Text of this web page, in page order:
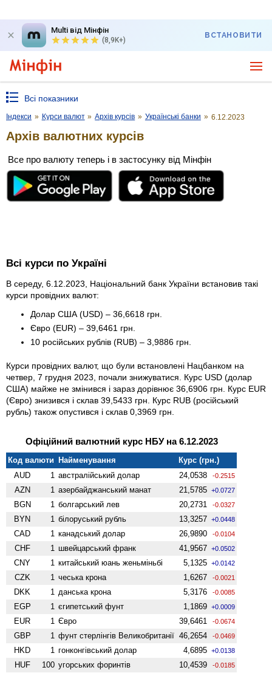
Multi від Мінфін
(8,9K+)
ВСТАНОВИТИ
Всі показники
Індекси » Курси валют » Архів курсів » Українські банки » 6.12.2023
Архів валютних курсів
Все про валюту теперь і в застосунку від Мінфін
Всі курси по Україні
В середу, 6.12.2023, Національний банк України встановив такі
курси провідних валют:
Долар США (USD) – 36,6618 грн.
Євро (EUR) – 39,6461 грн.
10 російських рублів (RUB) – 3,9886 грн.
Курси провідних валют, що були встановлені Нацбанком на
четвер, 7 грудня 2023, почали знижуватися. Курс USD (долар
США) майже не змінився і зараз дорівнює 36,6906 грн. Курс EUR
(Євро) знизився і склав 39,5433 грн. Курс RUB (російський
рубль) також опустився і склав 0,3969 грн.
Офіційний валютний курс НБУ на 6.12.2023
Код валюти Найменування
Курс (грн.)
AUD
1 австралійський долар 24,0538 -0.2515
AZN 1 азербайджанський манат 21,5785 +0.0727
BGN 1 болгарський лев 20,2731 -0.0327
BYN 1 білоруський рубль 13,3257 +0.0448
CAD 1 канадський долар 26,9890 -0.0104
CHF 1 швейцарський франк 41,9567 +0.0502
CNY 1 китайський юань женьмiньбi 5,1325 +0.0142
CZK 1 чеська крона 1,6267 -0.0021
DKK 1 данська крона 5,3176 -0.0085
EGP 1 єгипетський фунт 1,1869 +0.0009
EUR 1 Євро 39,6461 -0.0674
GBP 1 фунт стерлінгів Велико­британії 46,2654 -0.0469
HKD 1 гонконгівський долар 4,6895 +0.0138
HUF 100 угорських форинтів 10,4539 -0.0185